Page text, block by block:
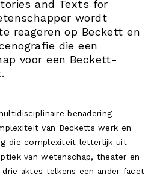
and Texts for
wordt
reageren op Beckett en
die een
voor een Beckett-
benadering
van Becketts werk en
die complexiteit letterlijk uit
van wetenschap, theater en
aktes telkens een ander facet